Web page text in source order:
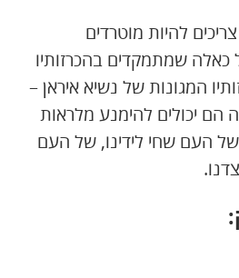
להיות מוטרדים
שמתמקדים בהכרזותיו
המגונות של נשיא איראן –
הם יכולים להימנע מלראות
העם שחי לידינו, של העם